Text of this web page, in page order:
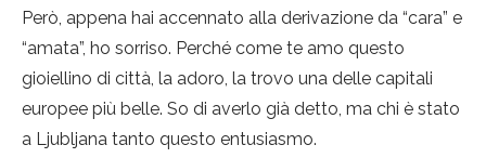
Però, appena hai accennato alla derivazione da “cara” e
“amata”, ho sorriso. Perché come te amo questo
gioiellino di città, la adoro, la trovo una delle capitali
europee più belle. So di averlo già detto, ma chi è stato
a Ljubljana tanto questo entusiasmo.